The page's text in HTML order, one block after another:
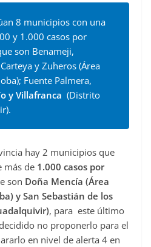
8 municipios con una
y 1.000 casos por
son Benameji,
y Zuheros (Área
Fuente Palmera,
y Villafranca (Distrito
hay 2 municipios que
más de 1.000 casos por
son Doña Mencía (Área
y San Sebastián de los
, para este último
no proponerlo para el
en nivel de alerta 4 en